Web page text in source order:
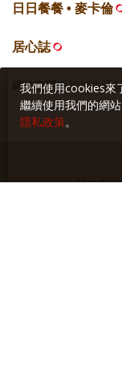
日日餐餐 • 麥卡倫
居心誌
網站空間採智邦生活
關於本站
我們使用cookies來
繼續使用我們的網
隱私政策。